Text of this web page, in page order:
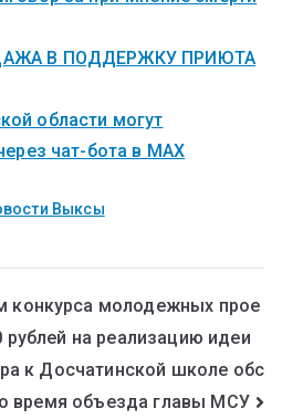
В ПОДДЕРЖКУ ПРИЮТА
области могут
чат-бота в MAX
Выксы
конкурса молодежных прое
рублей на реализацию идеи
к Досчатинской школе обс
время объезда главы МСУ